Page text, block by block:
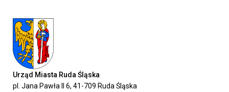
Urząd Miasta Ruda Śląska
pl. Jana Pawła II 6, 41-709 Ruda Śląska